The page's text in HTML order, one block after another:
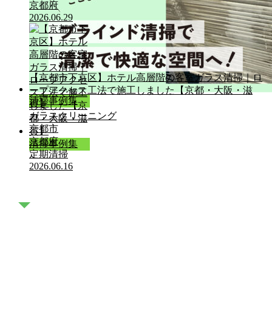
清掃事例集
京都府
2026.06.29
清掃事例集
【京都市下京区】ホテル高層階の客室ガラス清掃｜ロ
ープアクセス工法で施工しました【京都・大阪・滋
賀】
ガラスクリーニング
京都市
京都府
定期清掃
2026.06.16